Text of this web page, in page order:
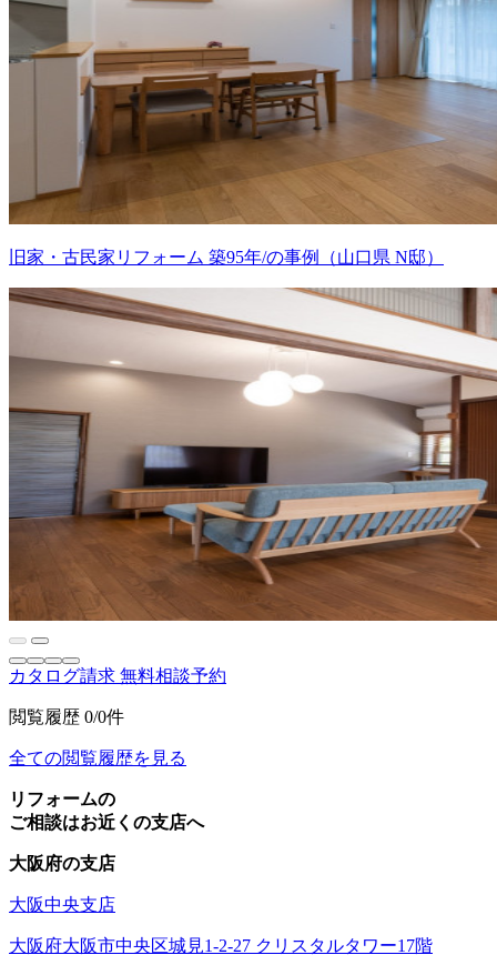
旧家・古民家リフォーム 築95年/の事例（山口県 N邸）
カタログ請求 無料相談予約
閲覧履歴 0/0件
全ての閲覧履歴を見る
リフォームの
ご相談はお近くの支店へ
大阪府の支店
大阪中央支店
大阪府大阪市中央区城見1-2-27 クリスタルタワー17階